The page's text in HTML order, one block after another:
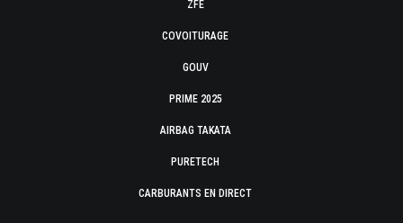
ZFE
COVOITURAGE
GOUV
PRIME 2025
AIRBAG TAKATA
PURETECH
CARBURANTS EN DIRECT